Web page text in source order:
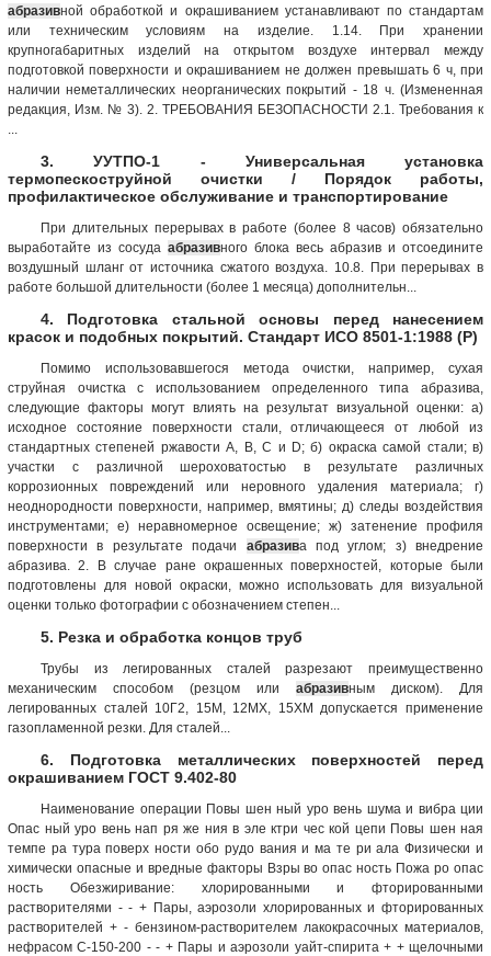
абразивной обработкой и окрашиванием устанавливают по стандартам
или техническим условиям на изделие. 1.14. При хранении
крупногабаритных изделий на открытом воздухе интервал между
подготовкой поверхности и окрашиванием не должен превышать 6 ч, при
наличии неметаллических неорганических покрытий - 18 ч. (Измененная
редакция, Изм. № 3). 2. ТРЕБОВАНИЯ БЕЗОПАСНОСТИ 2.1. Требования к
3. УУТПО-1 - Универсальная установка
термопескоструйной очистки / Порядок работы,
профилактическое обслуживание и транспортирование
При длительных перерывах в работе (более 8 часов) обязательно
выработайте из сосуда абразивного блока весь абразив и отсоедините
воздушный шланг от источника сжатого воздуха. 10.8. При перерывах в
работе большой длительности (более 1 месяца) дополнительн...
4. Подготовка стальной основы перед нанесением
красок и подобных покрытий. Стандарт ИСО 8501-1:1988 (Р)
Помимо использовавшегося метода очистки, например, сухая
струйная очистка с использованием определенного типа абразива,
следующие факторы могут влиять на результат визуальной оценки: а)
исходное состояние поверхности стали, отличающееся от любой из
стандартных степеней ржавости А, В, С и D; б) окраска самой стали; в)
участки с различной шероховатостью в результате различных
коррозионных повреждений или неровного удаления материала; г)
неоднородности поверхности, например, вмятины; д) следы воздействия
инструментами; е) неравномерное освещение; ж) затенение профиля
поверхности в результате подачи абразива под углом; з) внедрение
абразива. 2. В случае ране окрашенных поверхностей, которые были
подготовлены для новой окраски, можно использовать для визуальной
оценки только фотографии с обозначением степен...
5. Резка и обработка концов труб
Трубы из легированных сталей разрезают преимущественно
механическим способом (резцом или абразивным диском). Для
легированных сталей 10Г2, 15М, 12МХ, 15ХМ допускается применение
газопламенной резки. Для сталей...
6. Подготовка металлических поверхностей перед
окрашиванием ГОСТ 9.402-80
Наименование операции Повы шен ный уро вень шума и вибра ции
Опас ный уро вень нап ря же ния в эле ктри чес кой цепи Повы шен ная
темпе ра тура поверх ности обо рудо вания и ма те ри ала Физически и
химически опасные и вредные факторы Взры во опас ность Пожа ро опас
ность Обезжиривание: хлорированными и фторированными
растворителями - - + Пары, аэрозоли хлорированных и фторированных
растворителей + - бензином-растворителем лакокрасочных материалов,
нефрасом С-150-200 - - + Пары и аэрозоли уайт-спирита + + щелочными